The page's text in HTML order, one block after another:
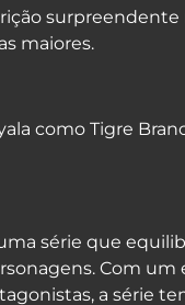
maiores.
como Tigre
série que
Com um
a série